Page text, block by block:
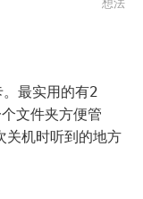
的小达人，这
当然，对于下现
了HIGH five 杂
我在网上借阅的
想法
最实用的有2
文件夹方便管
机时听到的地方